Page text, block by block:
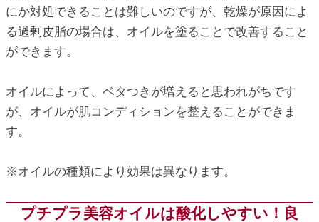
にか対処できることは難しいのですが、乾燥が原因によ
る過剰皮脂の場合は、オイルを塗ることで改善すること
ができます。
オイルによって、ベタつきが増えると思われがちです
が、オイルが肌コンディションを整えることができま
す。
※オイルの種類により効果は異なります。
プチプラ美容オイルは酸化しやすい！良